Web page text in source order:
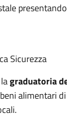
Sicurezza
graduatoria
alimentari